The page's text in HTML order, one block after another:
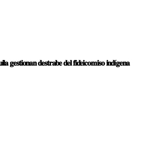
𝐠𝐞𝐬𝐭𝐢𝐨𝐧𝐚𝐧 𝐝𝐞𝐬𝐭𝐫𝐚𝐛𝐞 𝐝𝐞𝐥 𝐟𝐢𝐝𝐞𝐢𝐜𝐨𝐦𝐢𝐬𝐨 𝐢𝐧𝐝í𝐠𝐞𝐧𝐚